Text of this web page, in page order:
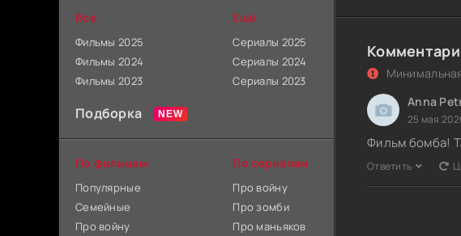
Anna
25 мая
Фильм бомба!
Ответить
Все
Фильмы 2025
Фильмы 2024
Фильмы 2023
Ещё
Сериалы 2025
Сериалы 2024
Сериалы 2023
Подборка
По фильмам
Популярные
Семейные
Про войну
По сериалам
Про войну
Про зомби
Про маньяков